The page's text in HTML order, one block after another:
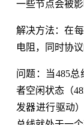
一些节点会被
解决方法：在
电阻，同时协
问题：当485
者空闲状态（
发器进行驱动